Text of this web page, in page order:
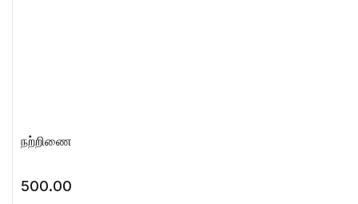
நற்றிணை
500.00